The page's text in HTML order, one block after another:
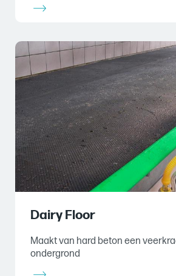
Dairy Floor
Maakt van hard beton een
ondergrond